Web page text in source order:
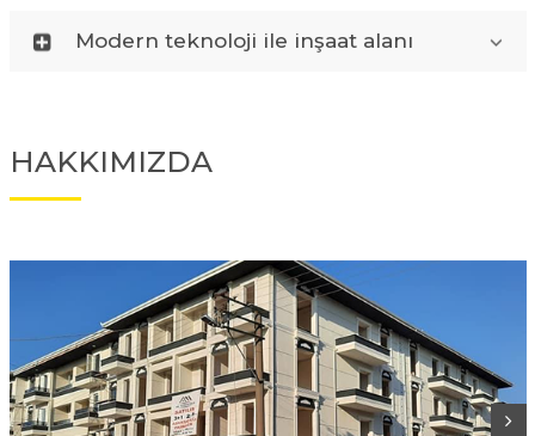
Modern teknoloji ile inşaat alanı
HAKKIMIZDA